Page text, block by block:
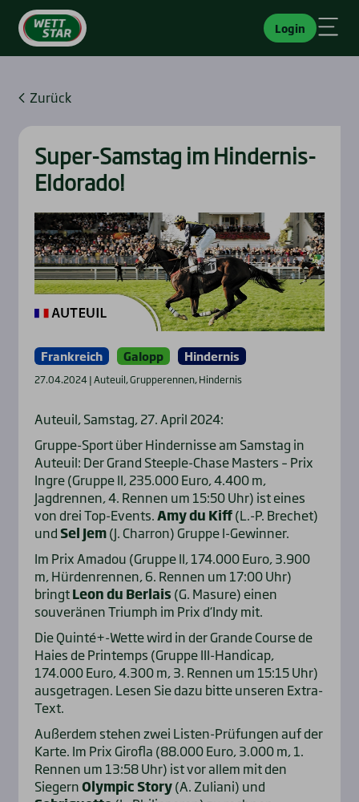
Login
Zurück
Super-Sams­tag im Hin­der­nis-
Eldo­ra­do!
Frankreich Galopp Hindernis
27.04.2024 | Auteuil, Grupperennen, Hindernis
Auteuil, Samstag, 27. April 2024:
Gruppe-Sport über Hindernisse am Samstag in
Auteuil: Der Grand Steeple-Chase Masters – Prix
Ingre (Gruppe II, 235.000 Euro, 4.400 m,
Jagdrennen, 4. Rennen um 15:50 Uhr) ist eines
von drei Top-Events.Amy du Kiff(L.-P. Brechet)
undSel Jem(J. Charron) Gruppe I-Gewinner.
Im Prix Amadou (Gruppe II, 174.000 Euro, 3.900
m, Hürdenrennen, 6. Rennen um 17:00 Uhr)
bringtLeon du Berlais (G. Masure) einen
souveränen Triumph im Prix d‘Indy mit.
Die Quinté+-Wette wird in der Grande Course de
Haies de Printemps (Gruppe III-Handicap,
174.000 Euro, 4.300 m, 3. Rennen um 15:15 Uhr)
ausgetragen. Lesen Sie dazu bitte unseren Extra-
Text.
Außerdem stehen zwei Listen-Prüfungen auf der
Karte. Im Prix Girofla (88.000 Euro, 3.000 m, 1.
Rennen um 13:58 Uhr) ist vor allem mit den
SiegernOlympic Story(A. Zuliani) und